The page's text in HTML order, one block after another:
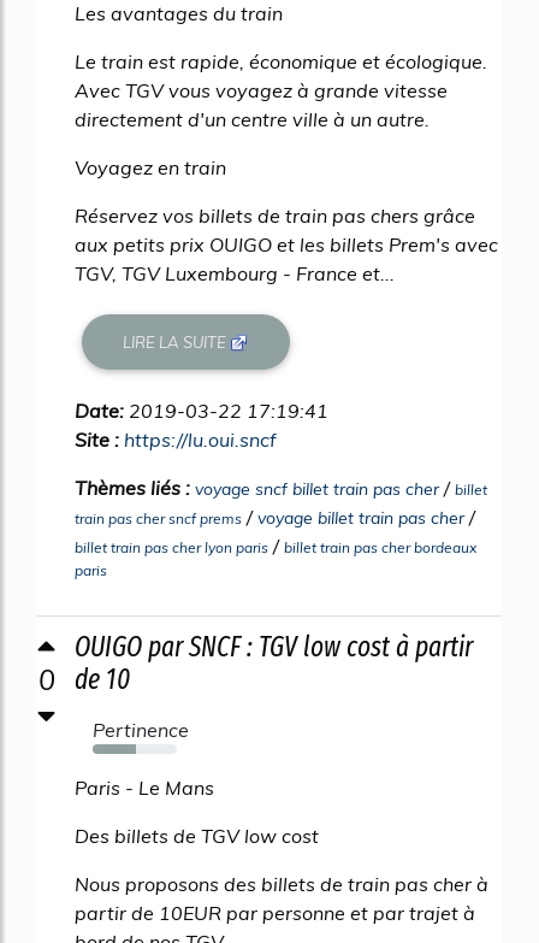
Les avantages du train
Le train est rapide, économique et écologique.
Avec TGV vous voyagez à grande vitesse
directement d'un centre ville à un autre.
Voyagez en train
Réservez vos billets de train pas chers grâce
aux petits prix OUIGO et les billets Prem's avec
TGV, TGV Luxembourg - France et...
LIRE LA SUITE
Date: 2019-03-22 17:19:41
Site : https://lu.oui.sncf
Thèmes liés : voyage sncf billet train pas cher/ billet
train pas cher sncf prems /voyage billet train pas cher/
billet train pas cher lyon paris / billet train pas cher bordeaux
paris
0
OUIGO par SNCF : TGV low cost à partir
de 10
Pertinence
52%
Paris - Le Mans
Des billets de TGV low cost
Nous proposons des billets de train pas cher à
partir de 10EUR par personne et par trajet à